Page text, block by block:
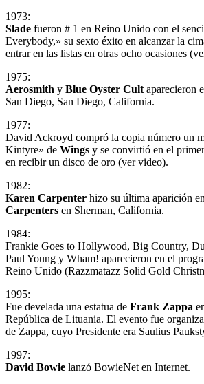
1973:
Slade fueron # 1 en Reino Unido con el
Everybody,» su sexto éxito en alcanzar la
entrar en las listas en otras ocho ocasiones
1975:
Aerosmith y Blue Oyster Cultaparecieron
San Diego, San Diego, California.
1977:
David Ackroyd compró la copia número un
Kintyre» de Wings y se convirtió en el
en recibir un disco de oro (ver video).
1982:
Karen Carpenter hizo su última aparición
Carpenters en Sherman, California.
1984:
Frankie Goes to Hollywood, Big Country,
Paul Young y Wham! aparecieron en el
Reino Unido (Razzmatazz Solid Gold
1995:
Fue develada una estatua de Frank Zappa
República de Lituania. El evento fue
de Zappa, cuyo Presidente era Saulius
1997:
David Bowie lanzó BowieNet en Internet.